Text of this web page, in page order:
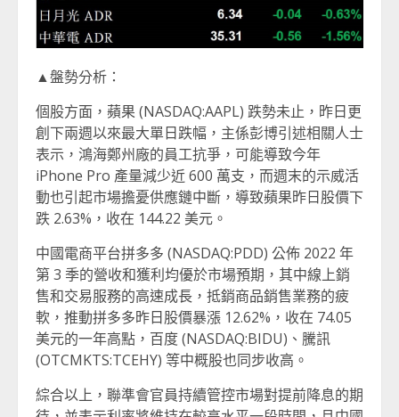
▲盤勢分析：
個股方面，蘋果 (NASDAQ:AAPL) 跌勢未止，昨日更
創下兩週以來最大單日跌幅，主係彭博引述相關人士
表示，鴻海鄭州廠的員工抗爭，可能導致今年
iPhone Pro 產量減少近 600 萬支，而週末的示威活
動也引起市場擔憂供應鏈中斷，導致蘋果昨日股價下
跌 2.63%，收在 144.22 美元。
中國電商平台拼多多 (NASDAQ:PDD) 公佈 2022 年
第 3 季的營收和獲利均優於市場預期，其中線上銷
售和交易服務的高速成長，抵銷商品銷售業務的疲
軟，推動拼多多昨日股價暴漲 12.62%，收在 74.05
美元的一年高點，百度 (NASDAQ:BIDU)、騰訊
(OTCMKTS:TCEHY) 等中概股也同步收高。
綜合以上，聯準會官員持續管控市場對提前降息的期